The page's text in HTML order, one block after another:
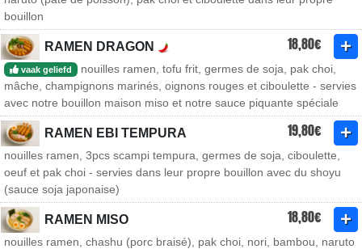
bouillon
RAMEN DRAGON 18,80€
vaak geliefd
nouilles ramen, tofu frit, germes de soja, pak choi,
mâche, champignons marinés, oignons rouges et ciboulette - servies
avec notre bouillon maison miso et notre sauce piquante spéciale
RAMEN EBI TEMPURA 19,80€
nouilles ramen, 3pcs scampi tempura, germes de soja, ciboulette,
oeuf et pak choi - servies dans leur propre bouillon avec du shoyu
(sauce soja japonaise)
RAMEN MISO 18,80€
nouilles ramen, chashu (porc braisé), pak choi, nori, bambou, naruto